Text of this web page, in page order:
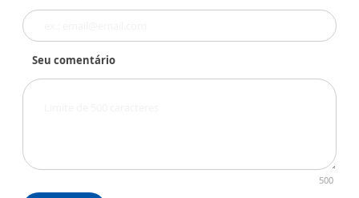
Seu comentário
500